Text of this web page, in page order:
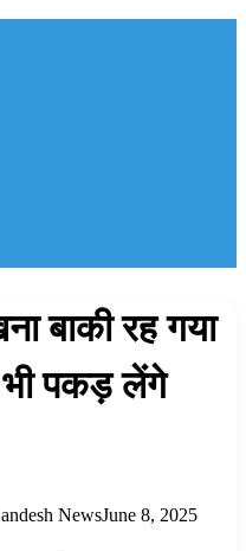
बाकी रह गया
पकड़ लेंगे
NewsJune 8, 2025